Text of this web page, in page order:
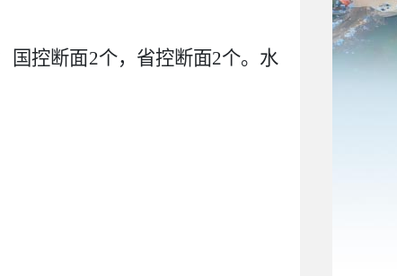
国控断面2个，省控断面2个。水